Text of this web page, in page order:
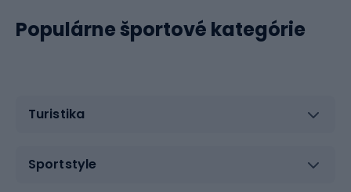
Populárne športové kategórie
Turistika
Sportstyle